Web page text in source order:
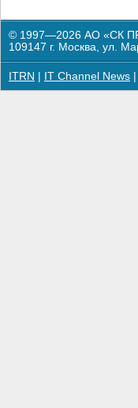
© 1997—2026 АО «СК
109147 г. Москва, ул.
ITRN IT Channel News